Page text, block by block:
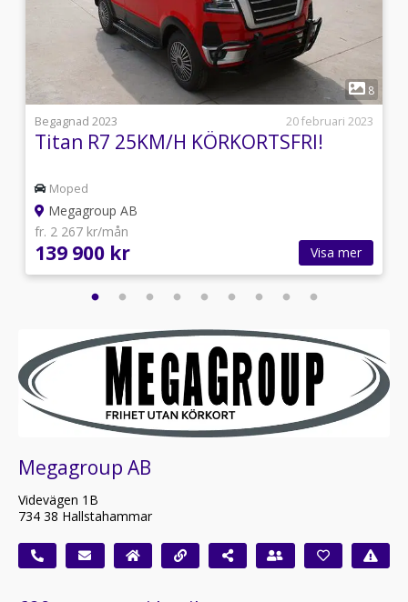
1
8
Begagnad 2023
20 februari 2023
Titan R7 25KM/H KÖRKORTSFRI!
Moped
Megagroup AB
fr. 2 267 kr/mån
139 900 kr Visa mer
Megagroup AB
Videvägen 1B
734 38 Hallstahammar